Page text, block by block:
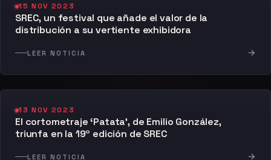
15 NOV 2023
SREC, un festival que añade el valor de la
distribución a su vertiente exhibidora
LEER NOTICIA →
13 NOV 2023
El cortometraje ‘Patata’, de Emilio González,
triunfa en la 19º edición de SREC
LEER NOTICIA →